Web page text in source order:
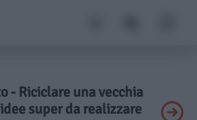
- Riciclare una vecchia
super da realizzare